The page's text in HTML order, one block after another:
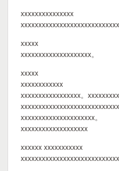
xxxxxxxxxxxxxxx
xxxxx
xxxxxxxxxxxxxxxxxxxx。
xxxxx
xxxxxxxxxxxx
xxxxxxxxxxxxxxxxx。
xxxxxxxxxxxxxxxxxxxxx。
xxxxxxxxxxxxxxxxxxx
xxxxxx xxxxxxxxxxx